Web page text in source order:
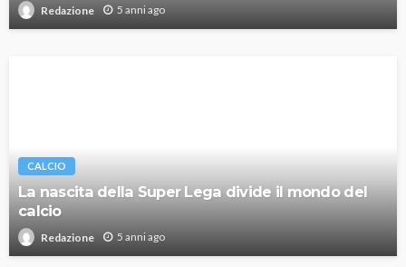
Redazione 5 anni ago
CALCIO
La nascita della Super Lega divide il mondo del
calcio
Redazione 5 anni ago